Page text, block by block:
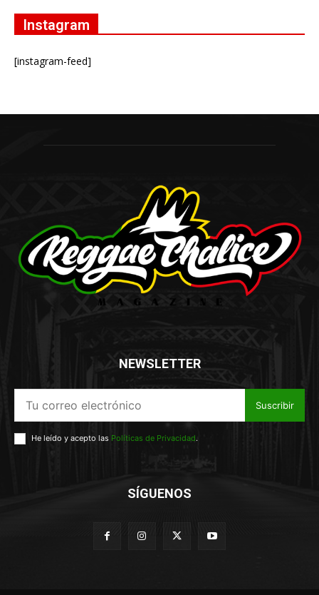
Instagram
[instagram-feed]
NEWSLETTER
Suscribir
He leído y acepto las Políticas de Privacidad.
SÍGUENOS